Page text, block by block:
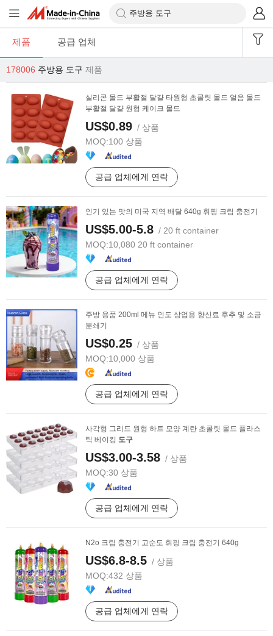
제품 공급 업체
178006 주방용 도구 제품
실리콘 몰드 부활절 달걀 타원형 초콜릿 몰드 얼음 몰드
부활절 달걀 원형 케이크 몰드
US$0.89 / 상품
MOQ:100 상품
공급 업체에게 연락
인기 있는 맛의 미국 지역 배달 640g 휘핑 크림 충전기
US$5.00-5.8 / 20 ft container
MOQ:10,080 20 ft container
공급 업체에게 연락
주방 용품 200ml 메뉴 인도 상업용 향신료 후추 및 소금
분쇄기
US$0.25 / 상품
MOQ:10,000 상품
공급 업체에게 연락
사각형 그리드 원형 하트 모양 계란 초콜릿 몰드 플라스
틱 베이킹 도구
US$3.00-3.58 / 상품
MOQ:30 상품
공급 업체에게 연락
N2o 크림 충전기 고순도 휘핑 크림 충전기 640g
US$6.8-8.5 / 상품
MOQ:432 상품
공급 업체에게 연락